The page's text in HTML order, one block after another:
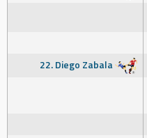
22. Diego Zabala